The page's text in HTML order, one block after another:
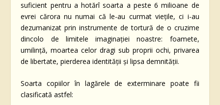
suficient pentru a hotărî soarta a peste 6 milioane de
evrei cărora nu numai că le-au curmat vieţile, ci i-au
dezumanizat prin instrumente de tortură de o cruzime
dincolo de limitele imaginaţiei noastre: foamete,
umilinţă, moartea celor dragi sub proprii ochi, privarea
de libertate, pierderea identităţii şi lipsa demnităţii.
Soarta copiilor în lagărele de exterminare poate fii
clasificată astfel: